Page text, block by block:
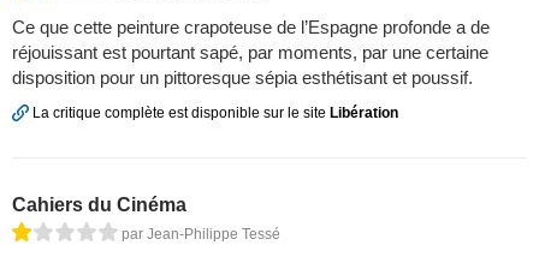
Ce que cette peinture crapoteuse de l’Espagne profonde a de
réjouissant est pourtant sapé, par moments, par une certaine
disposition pour un pittoresque sépia esthétisant et poussif.
La critique complète est disponible sur le site Libération
Cahiers du Cinéma
par Jean-Philippe Tessé